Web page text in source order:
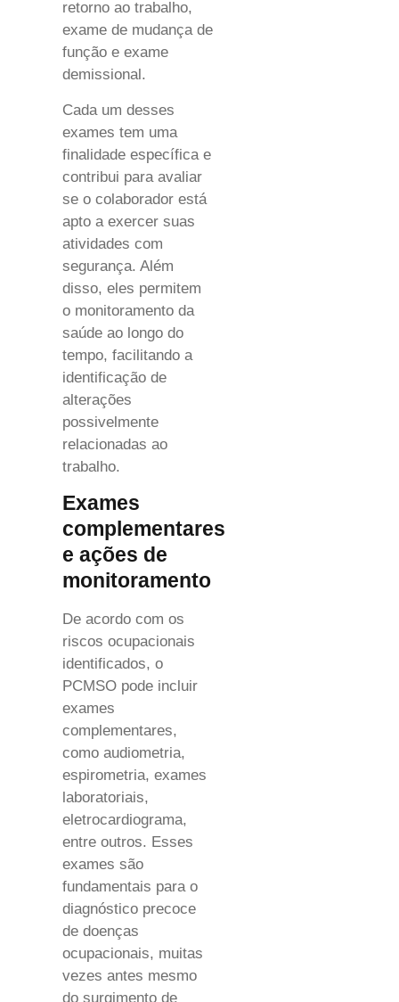
retorno ao trabalho,
exame de mudança de
função e exame
demissional.
Cada um desses
exames tem uma
finalidade específica e
contribui para avaliar
se o colaborador está
apto a exercer suas
atividades com
segurança. Além
disso, eles permitem
o monitoramento da
saúde ao longo do
tempo, facilitando a
identificação de
alterações
possivelmente
relacionadas ao
trabalho.
Exames
complementares
e ações de
monitoramento
De acordo com os
riscos ocupacionais
identificados, o
PCMSO pode incluir
exames
complementares,
como audiometria,
espirometria, exames
laboratoriais,
eletrocardiograma,
entre outros. Esses
exames são
fundamentais para o
diagnóstico precoce
de doenças
ocupacionais, muitas
vezes antes mesmo
do surgimento de